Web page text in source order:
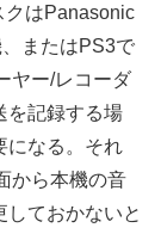
クはPanasonic
またはPS3で
ヤー/レコーダ
を記録する場
になる。それ
から本機の音
ておかないと